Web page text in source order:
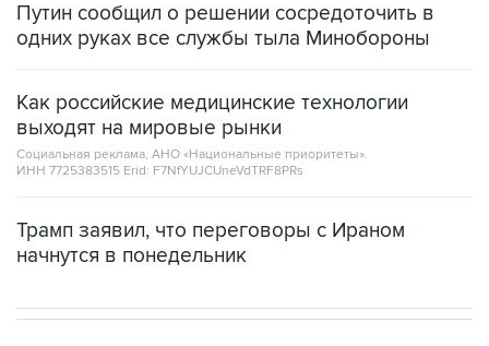
Путин сообщил о решении сосредоточить в
одних руках все службы тыла Минобороны
Как российские медицинские технологии
выходят на мировые рынки
Социальная реклама, АНО «Национальные приоритеты».
ИНН 7725383515 Erid: F7NfYUJCUneVdTRF8PRs
Трамп заявил, что переговоры с Ираном
начнутся в понедельник